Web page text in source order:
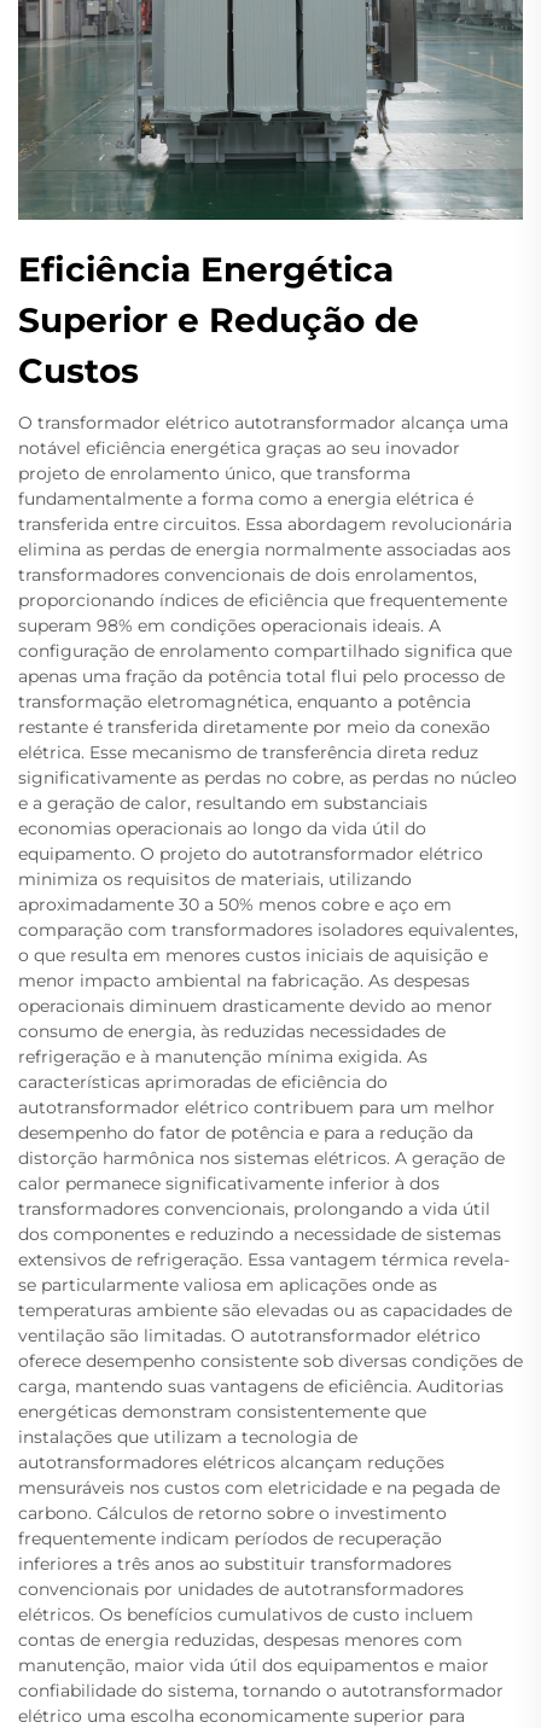
Eficiência Energética
Superior e Redução de
Custos
O transformador elétrico autotransformador alcança uma
notável eficiência energética graças ao seu inovador
projeto de enrolamento único, que transforma
fundamentalmente a forma como a energia elétrica é
transferida entre circuitos. Essa abordagem revolucionária
elimina as perdas de energia normalmente associadas aos
transformadores convencionais de dois enrolamentos,
proporcionando índices de eficiência que frequentemente
superam 98% em condições operacionais ideais. A
configuração de enrolamento compartilhado significa que
apenas uma fração da potência total flui pelo processo de
transformação eletromagnética, enquanto a potência
restante é transferida diretamente por meio da conexão
elétrica. Esse mecanismo de transferência direta reduz
significativamente as perdas no cobre, as perdas no núcleo
e a geração de calor, resultando em substanciais
economias operacionais ao longo da vida útil do
equipamento. O projeto do autotransformador elétrico
minimiza os requisitos de materiais, utilizando
aproximadamente 30 a 50% menos cobre e aço em
comparação com transformadores isoladores equivalentes,
o que resulta em menores custos iniciais de aquisição e
menor impacto ambiental na fabricação. As despesas
operacionais diminuem drasticamente devido ao menor
consumo de energia, às reduzidas necessidades de
refrigeração e à manutenção mínima exigida. As
características aprimoradas de eficiência do
autotransformador elétrico contribuem para um melhor
desempenho do fator de potência e para a redução da
distorção harmônica nos sistemas elétricos. A geração de
calor permanece significativamente inferior à dos
transformadores convencionais, prolongando a vida útil
dos componentes e reduzindo a necessidade de sistemas
extensivos de refrigeração. Essa vantagem térmica revela-
se particularmente valiosa em aplicações onde as
temperaturas ambiente são elevadas ou as capacidades de
ventilação são limitadas. O autotransformador elétrico
oferece desempenho consistente sob diversas condições de
carga, mantendo suas vantagens de eficiência. Auditorias
energéticas demonstram consistentemente que
instalações que utilizam a tecnologia de
autotransformadores elétricos alcançam reduções
mensuráveis nos custos com eletricidade e na pegada de
carbono. Cálculos de retorno sobre o investimento
frequentemente indicam períodos de recuperação
inferiores a três anos ao substituir transformadores
convencionais por unidades de autotransformadores
elétricos. Os benefícios cumulativos de custo incluem
contas de energia reduzidas, despesas menores com
manutenção, maior vida útil dos equipamentos e maior
confiabilidade do sistema, tornando o autotransformador
elétrico uma escolha economicamente superior para